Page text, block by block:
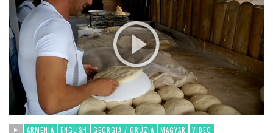
ARMENIA ENGLISH GEORGIA / GRÚZIA MAGYAR VIDEO